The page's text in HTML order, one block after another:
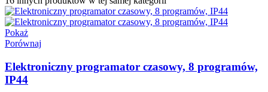
Pokaż
Porównaj
Elektroniczny programator czasowy, 8 programów,
IP44